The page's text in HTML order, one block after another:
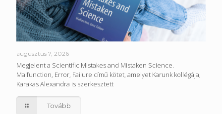
augusztus 7, 2026
Megjelent a Scientific Mistakes and Mistaken Science.
Malfunction, Error, Failure című kötet, amelyet Karunk kollégája,
Karakas Alexandra is szerkesztett
Tovább